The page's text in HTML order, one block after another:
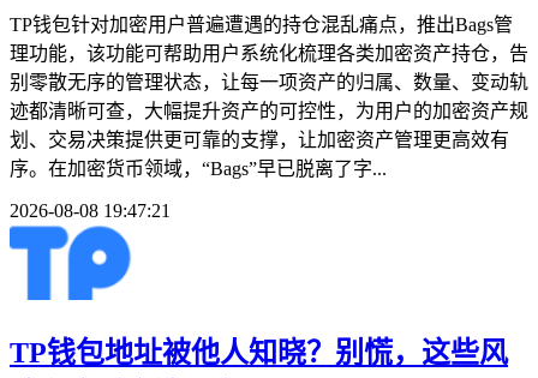
TP钱包针对加密用户普遍遭遇的持仓混乱痛点，推出Bags管
理功能，该功能可帮助用户系统化梳理各类加密资产持仓，告
别零散无序的管理状态，让每一项资产的归属、数量、变动轨
迹都清晰可查，大幅提升资产的可控性，为用户的加密资产规
划、交易决策提供更可靠的支撑，让加密资产管理更高效有
序。在加密货币领域，“Bags”早已脱离了字...
2026-08-08 19:47:21
TP钱包地址被他人知晓？别慌，这些风